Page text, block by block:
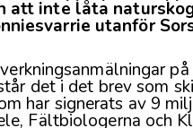
att inte låta
utanför
det i det brevsom
har signerats av 9
Fältbiologerna och